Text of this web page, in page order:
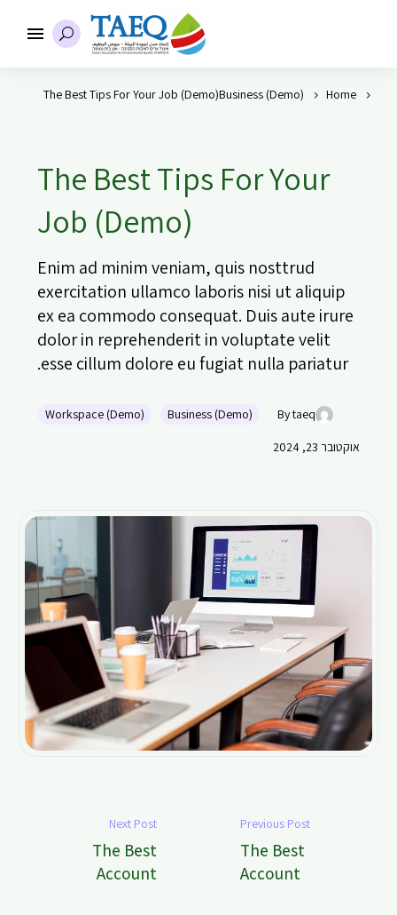
Home
Business (Demo)
The Best Tips For Your Job (Demo)
The Best Tips For Your
Job (Demo)
Enim ad minim veniam, quis nosttrud
exercitation ullamco laboris nisi ut aliquip
ex ea commodo consequat. Duis aute irure
dolor in reprehenderit in voluptate velit
esse cillum dolore eu fugiat nulla pariatur.
By taeq
Business (Demo)
Workspace (Demo)
אוקטובר 23, 2024
Previous Post
The Best
Account
Next Post
The Best
Account